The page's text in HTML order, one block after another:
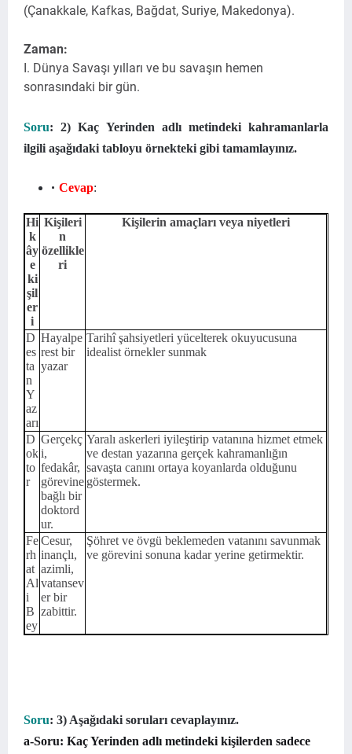
(Çanakkale, Kafkas, Bağdat, Suriye, Makedonya).
Zaman:
I. Dünya Savaşı yılları ve bu savaşın hemen
sonrasındaki bir gün.
Soru: 2) Kaç Yerinden adlı metindeki kahramanlarla
ilgili aşağıdaki tabloyu örnekteki gibi tamamlayınız.
Cevap:
Hi
k
ây
e
ki
şil
er
i
Kişileri
n
özellikle
ri
Kişilerin amaçları veya niyetleri
D
es
ta
n
Y
az
arı
Hayalpe
rest bir
yazar
Tarihî şahsiyetleri yücelterek okuyucusuna
idealist örnekler sunmak
D
ok
to
r
Gerçekç
i,
fedakâr,
görevine
bağlı bir
doktord
ur.
Yaralı askerleri iyileştirip vatanına hizmet etmek
ve destan yazarına gerçek kahramanlığın
savaşta canını ortaya koyanlarda olduğunu
göstermek.
Fe
rh
at
Al
i
B
ey
Cesur,
inançlı,
azimli,
vatansev
er bir
zabittir.
Şöhret ve övgü beklemeden vatanını savunmak
ve görevini sonuna kadar yerine getirmektir.
Soru: 3) Aşağıdaki soruları cevaplayınız.
a-Soru: Kaç Yerinden adlı metindeki kişilerden sadece